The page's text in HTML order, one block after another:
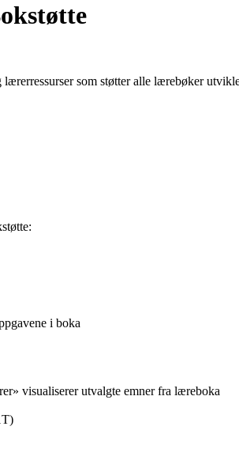
som støtter alle lærebøker
i boka
visualiserer utvalgte emner fra læreboka